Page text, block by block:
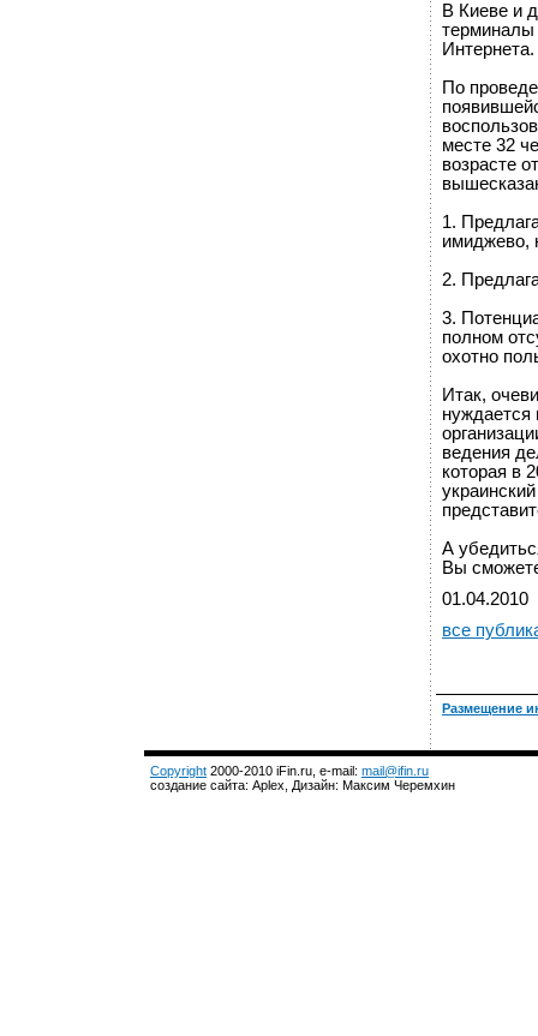
В Киеве и
терминалы
По
месте 32
возрасте
1.
имиджево,
2.
3.
полном
охотно
Итак,
нуждается
ведения
которая в
А
Вы
01.04.2010
все
Размещение
Copyright 2000-2010 iFin.ru, e-mail: mail@ifin.ru
создание сайта: Aplex, Дизайн: Максим Черемхин